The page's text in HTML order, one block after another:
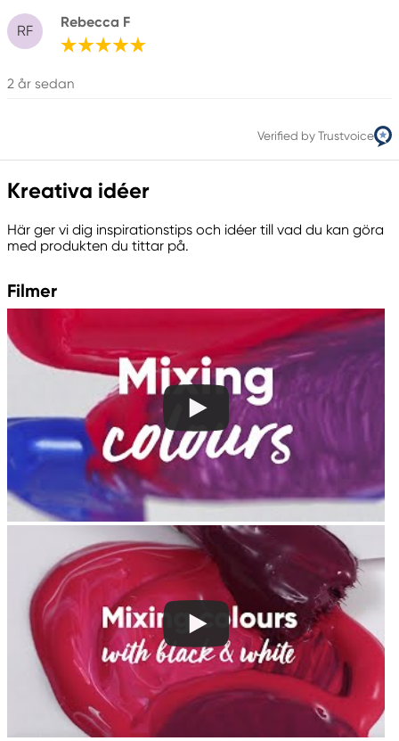
Ansvarig EU
Creative Colors
RF
Rebecca F
2 år sedan
Verified by Trustvoice
Kreativa idéer
Här ger vi dig inspirationstips och idéer till vad du kan göra
med produkten du tittar på.
Filmer